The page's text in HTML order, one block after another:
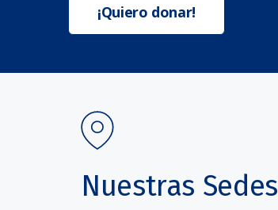
¡Quiero donar!
Nuestras Sedes